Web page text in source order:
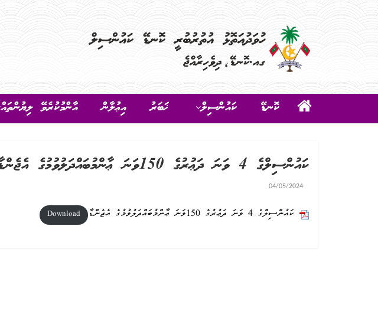
ކޮނޑޭ ކައުންސިލް ޚަބަރު އިޢުލާން އާންމުކުރެވޭ ލިޔުންތައް
ކައުންސިލްގެ 4 ވަނަ ދަޢުރުގެ 150ވަނަ ޢާންމުބައްދަލުވުމުގެ އެޖެންޑާ
04/05/2024
ކައުންސިލްގެ 4 ވަނަ ދަޢުރުގެ 150ވަނަ ޢާންމުބައްދަލުވުމުގެ އެޖެންޑާ Download